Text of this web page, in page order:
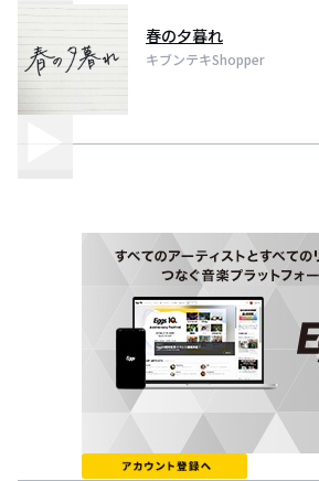
春の夕暮れ
キブンテキShopper